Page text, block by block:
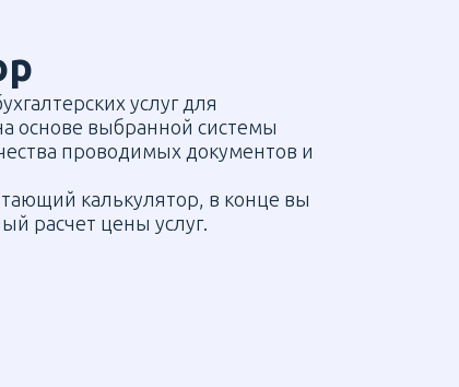
услуг для
основе выбранной системы
проводимых документов и
калькулятор, в конце вы
расчет цены услуг.